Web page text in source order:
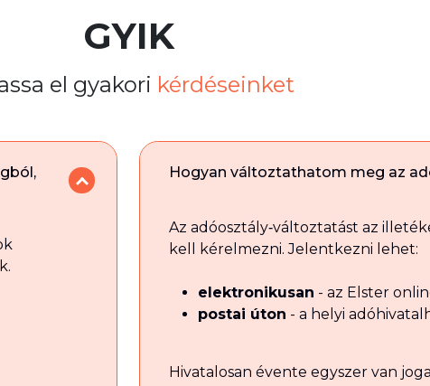
GYIK
el gyakori kérdéseinket
Hogyan változtathatom meg az
Az adóosztály‑változtatást az
kell kérelmezni. Jelentkezni lehet:
elektronikusan - az Elster
postai úton - a helyi
Hivatalosan évente egyszer van